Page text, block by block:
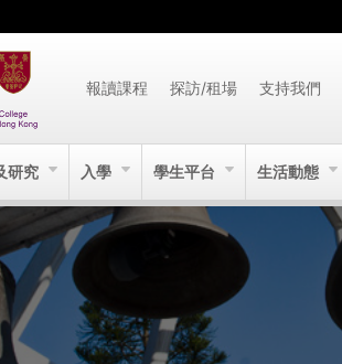
報讀課程 探訪/租場 支持我們
研究 入學 學生平台 生活動態